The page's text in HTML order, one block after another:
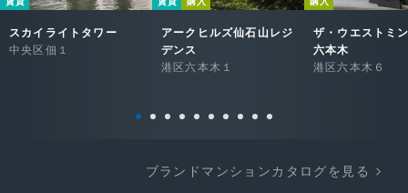
スカイライトタワー
中央区佃１
アークヒルズ仙石山レジ
デンス
港区六本木１
ザ・ウエストミ
六本木
港区六本木６
ブランドマンションカタログを見る